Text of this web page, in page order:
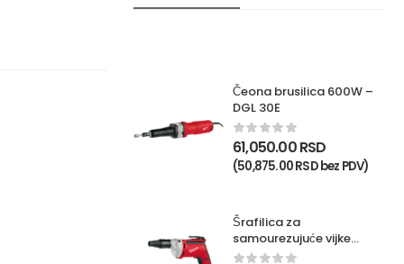
Čeona brusilica 600W –
DGL 30E
61,050.00RSD
(50,875.00RSDbez PDV)
Šrafilica za
samourezujuće vijke
725W – TKSE 2500Q